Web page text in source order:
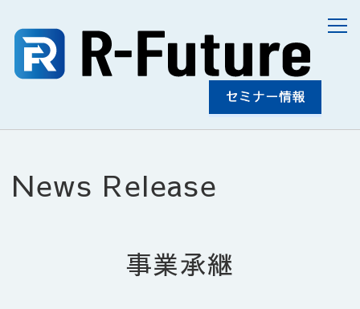
News Release
事業承継